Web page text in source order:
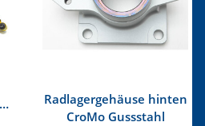
Radlagergehäuse hinten
CroMo Gussstahl